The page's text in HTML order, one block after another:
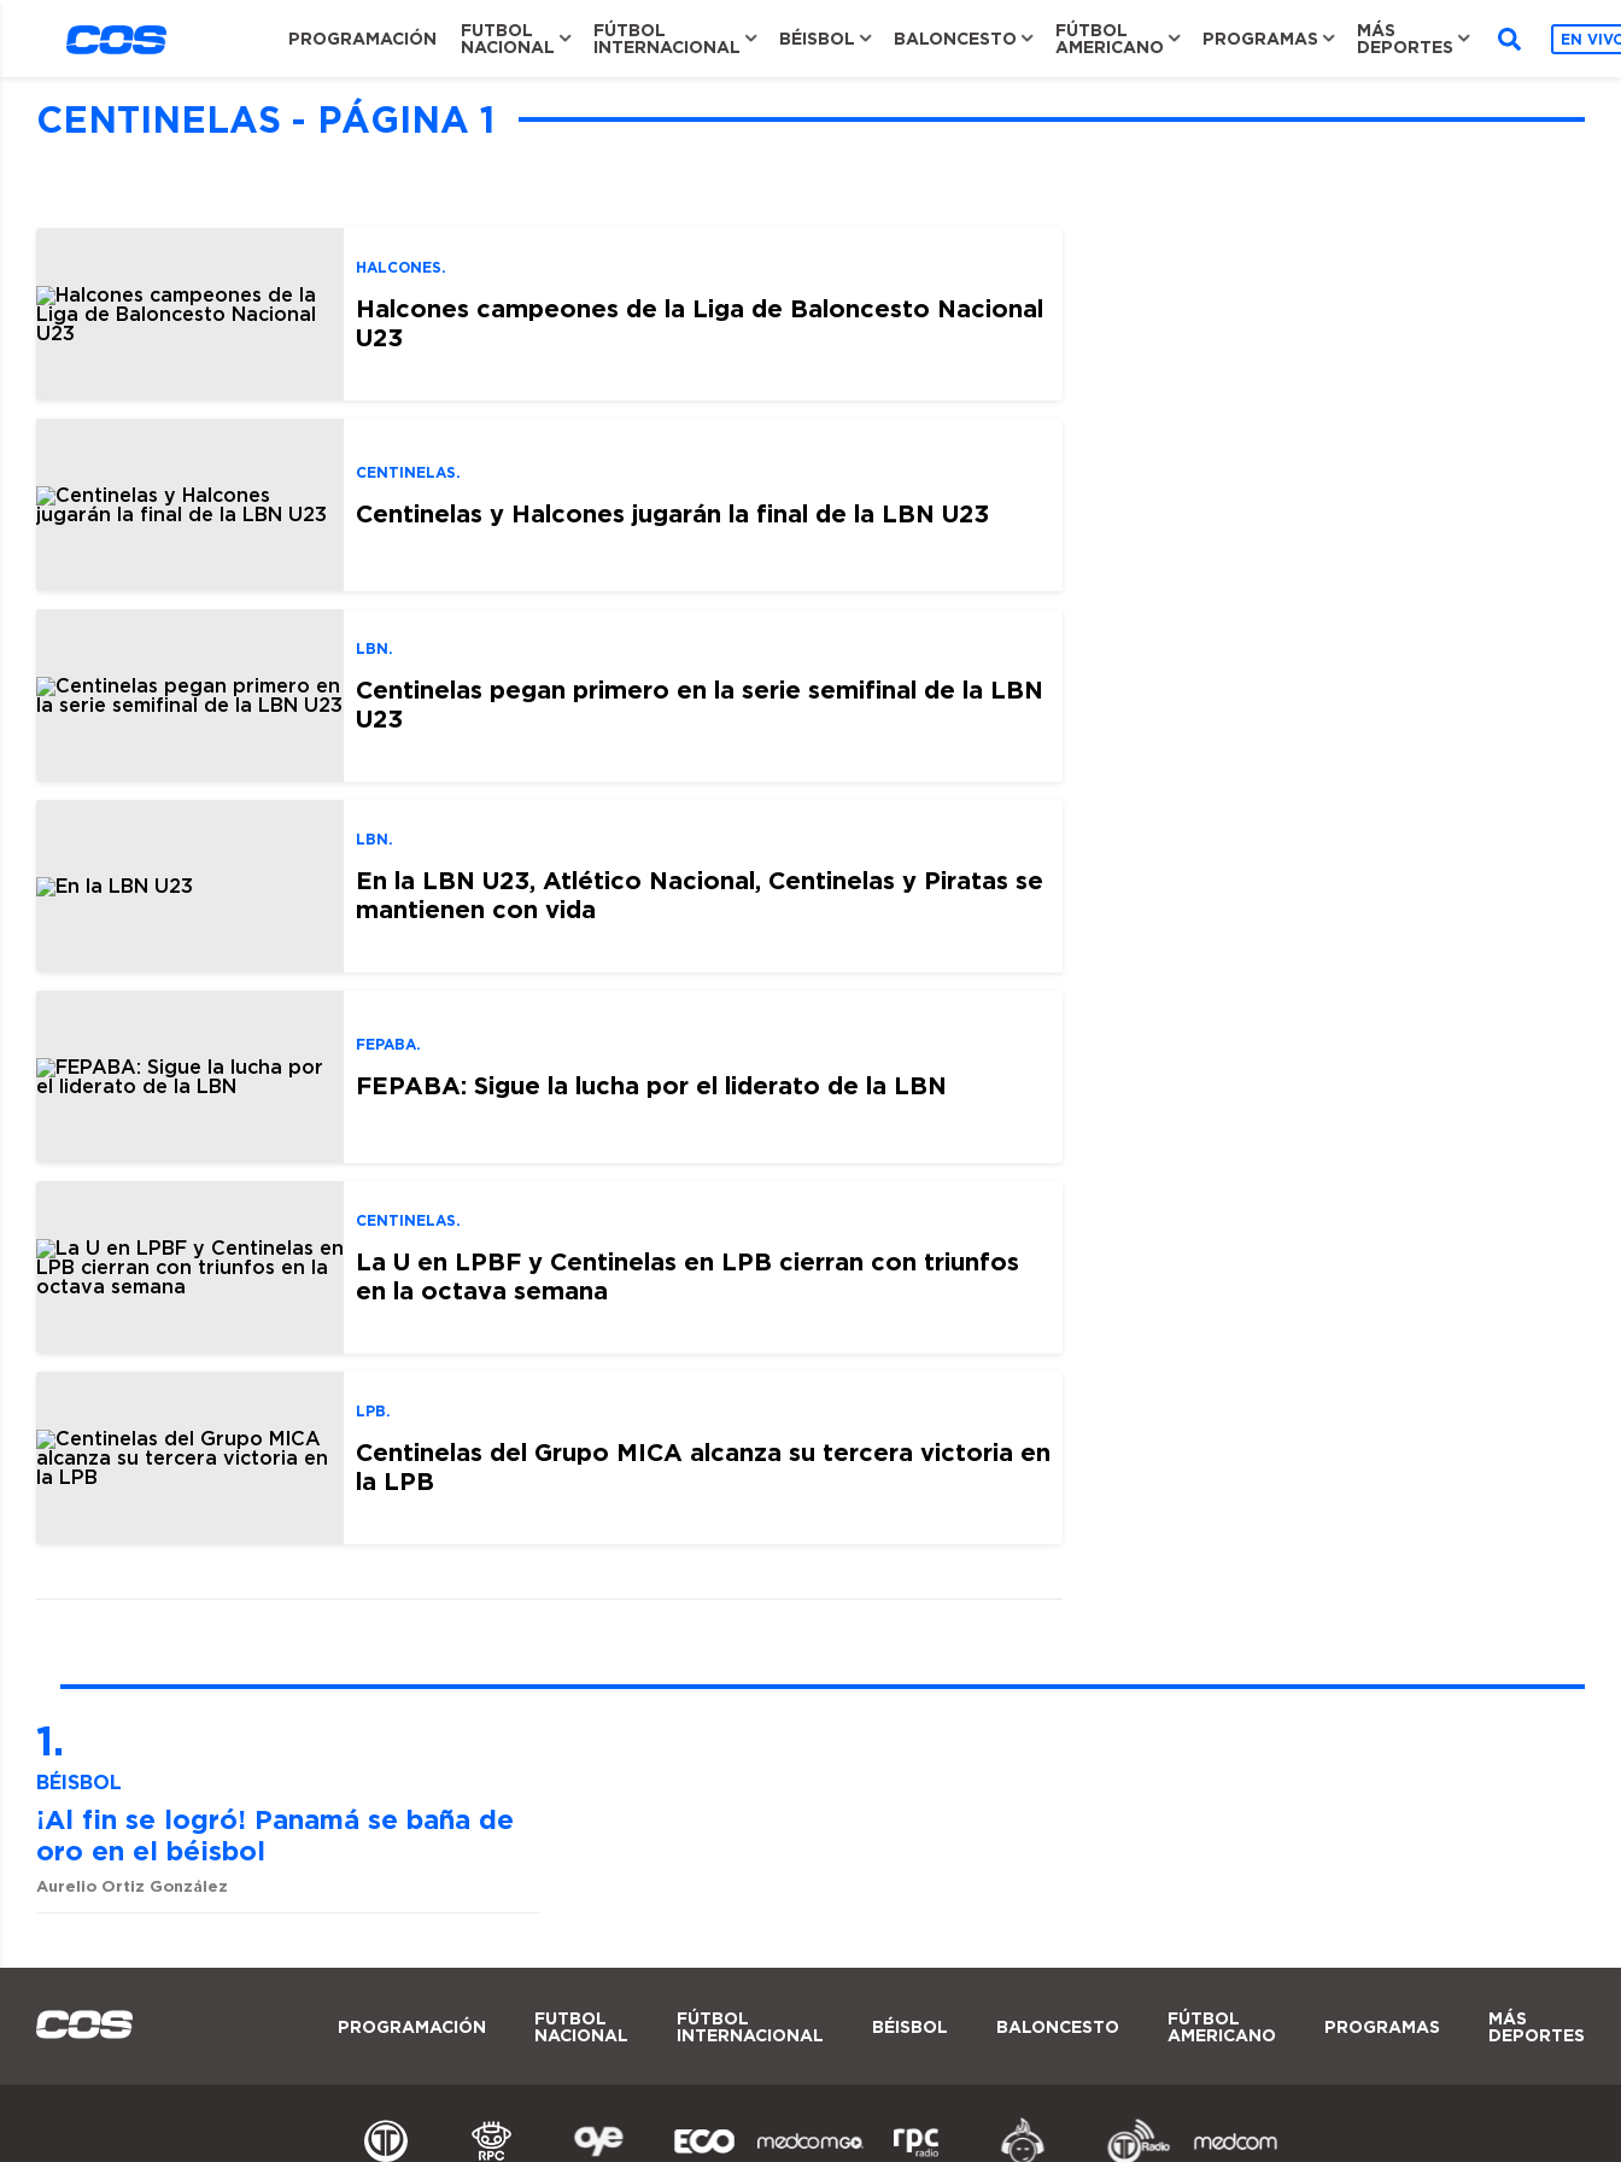
PROGRAMACIÓN
FUTBOL
NACIONAL
FÚTBOL
INTERNACIONAL
BÉISBOL BALONCESTO
FÚTBOL
AMERICANO
PROGRAMAS
MÁS
DEPORTES
EN
CENTINELAS - PÁGINA 1
HALCONES.
Halcones campeones de la Liga de Baloncesto Nacional
U23
CENTINELAS.
Centinelas y Halcones jugarán la final de la LBN U23
LBN.
Centinelas pegan primero en la serie semifinal de la LBN
U23
LBN.
En la LBN U23, Atlético Nacional, Centinelas y Piratas se
mantienen con vida
FEPABA.
FEPABA: Sigue la lucha por el liderato de la LBN
CENTINELAS.
La U en LPBF y Centinelas en LPB cierran con triunfos
en la octava semana
LPB.
Centinelas del Grupo MICA alcanza su tercera victoria en
la LPB
BÉISBOL
¡Al fin se logró! Panamá se baña de
oro en el béisbol
Aurelio Ortiz González
PROGRAMACIÓN
FUTBOL
NACIONAL
FÚTBOL
INTERNACIONAL
BÉISBOL BALONCESTO
FÚTBOL
AMERICANO
PROGRAMAS
MÁS
DEPORTES